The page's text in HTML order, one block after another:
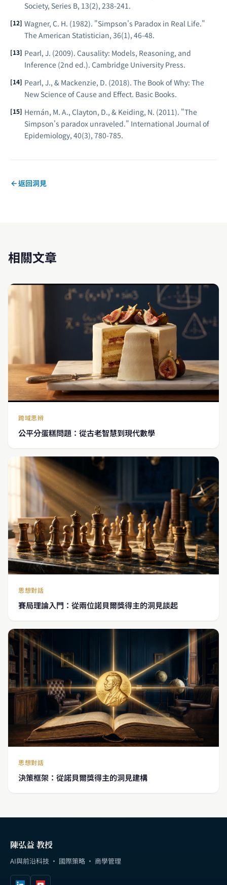
Society, Series B, 13(2), 238-241.
Wagner, C. H. (1982). "Simpson's Paradox in Real Life."
The American Statistician, 36(1), 46-48.
Pearl, J. (2009). Causality: Models, Reasoning, and
Inference (2nd ed.). Cambridge University Press.
Pearl, J., & Mackenzie, D. (2018). The Book of Why: The
New Science of Cause and Effect. Basic Books.
Hernán, M. A., Clayton, D., & Keiding, N. (2011). "The
Simpson's paradox unraveled." International Journal of
Epidemiology, 40(3), 780-785.
返回洞見
相關文章
跨域思辨
公平分蛋糕問題：從古老智慧到現代數學
思想對話
賽局理論入門：從兩位諾貝爾獎得主的洞見談起
思想對話
決策框架：從諾貝爾獎得主的洞見建構
陳弘益 教授
AI與前沿科技 · 國際策略 · 商學管理